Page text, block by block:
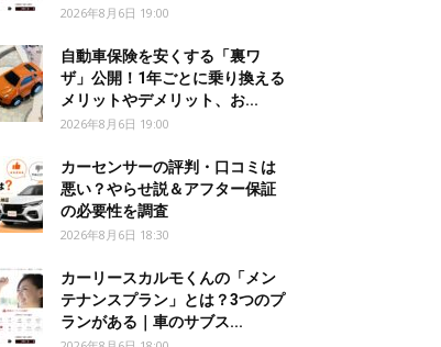
2026年8月6日 19:00
自動車保険を安くする「裏ワ
ザ」公開！1年ごとに乗り換える
メリットやデメリット、お...
2026年8月6日 19:00
カーセンサーの評判・口コミは
悪い？やらせ説＆アフター保証
の必要性を調査
2026年8月6日 18:30
カーリースカルモくんの「メン
テナンスプラン」とは？3つのプ
ランがある｜車のサブス...